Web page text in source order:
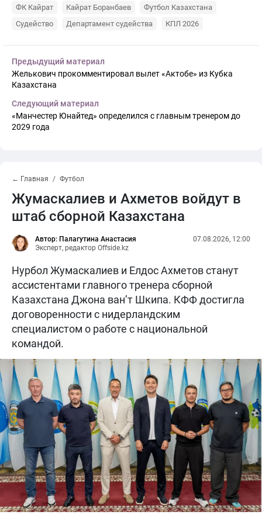
ФК Кайрат Кайрат Боранбаев
Футбол Казахстана
Судейство
Департамент судейства КПЛ 2026
Предыдущий материал
Желькович прокомментировал вылет «Актобе» из Кубка
Казахстана
Следующий материал
«Манчестер Юнайтед» определился с главным тренером до
2029 года
← Главная Футбол
Жумаскалиев и Ахметов войдут в
штаб сборной Казахстана
Автор: Палагутина Анастасия
Эксперт, редактор Offside.kz
07.08.2026, 12:00
Нурбол Жумаскалиев и Елдос Ахметов станут
ассистентами главного тренера сборной
Казахстана Джона ван’т Шкипа. КФФ достигла
договоренности с нидерландским
специалистом о работе с национальной
командой.